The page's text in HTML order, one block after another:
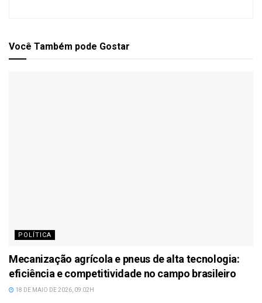
Você Também pode Gostar
POLÍTICA
Mecanização agrícola e pneus de alta tecnologia:
eficiência e competitividade no campo brasileiro
18 DE MAIO DE 2026, 09:02H